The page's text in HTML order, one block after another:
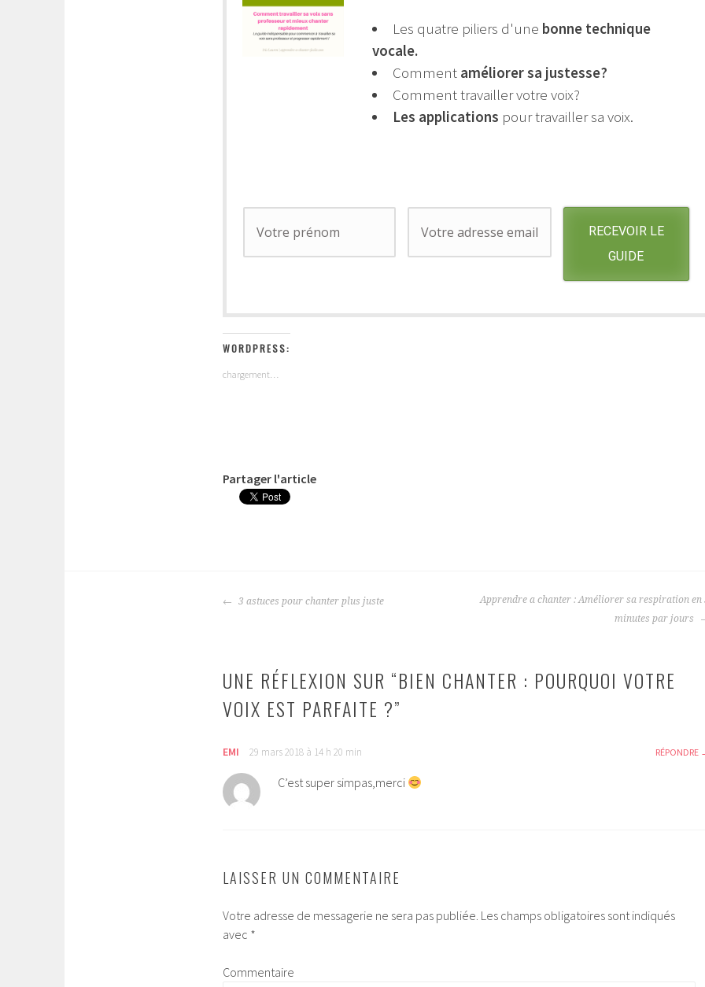
Les quatre piliers d'une bonne technique
vocale.
Commentaméliorer sa justesse?
Comment travailler votre voix?
Les applications pour travailler sa voix.
RECEVOIR LE
GUIDE
WORDPRESS:
chargement…
Partager l'article
NAVIGATION
3 astuces pour chanter plus juste
Apprendre a chanter : Améliorer sa respiration en
minutes par jours
UNE RÉFLEXION SUR “BIEN CHANTER : POURQUOI VOTRE
VOIX EST PARFAITE ?”
EMI 29 mars 2018 à 14 h 20 min RÉPONDRE
C’est super simpas,merci
LAISSER UN COMMENTAIRE
Votre adresse de messagerie ne sera pas publiée. Les champs obligatoires sont indiqués
avec *
Commentaire